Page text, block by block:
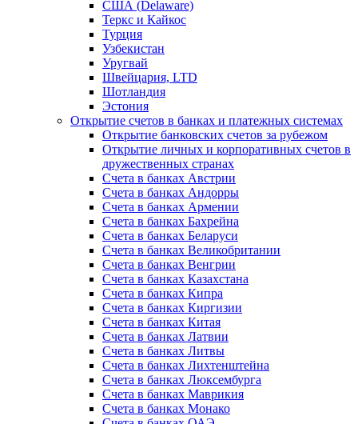
США (Delaware)
Теркс и Кайкос
Турция
Узбекистан
Уругвай
Швейцария, LTD
Шотландия
Эстония
Открытие счетов в банках и платежных системах
Открытие банковских счетов за рубежом
Открытие личных и корпоративных счетов в
дружественных странах
Счета в банках Австрии
Счета в банках Андорры
Счета в банках Армении
Счета в банках Бахрейна
Счета в банках Беларуси
Счета в банках Великобритании
Счета в банках Венгрии
Счета в банках Казахстана
Счета в банках Кипра
Счета в банках Киргизии
Счета в банках Китая
Счета в банках Латвии
Счета в банках Литвы
Счета в банках Лихтенштейна
Счета в банках Люксембурга
Счета в банках Маврикия
Счета в банках Монако